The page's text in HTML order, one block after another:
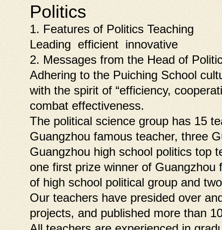
Politics
1. Features of Politics Teaching
Leading efficient innovative
2. Messages from the Head of
Adhering to the Puiching School
with the spirit of “efficiency,
combat effectiveness.
The political science group has 15
Guangzhou famous teacher, three
Guangzhou high school politics top
one first prize winner of
of high school political group and
Our teachers have presided over
projects, and published more than